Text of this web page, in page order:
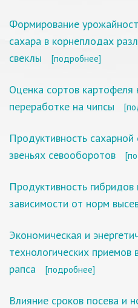
Формирование
сахара в корнеплодах
свеклы
[подробнее]
Оценка сортов картофеля
переработке на чипсы
Продуктивность
звеньях севооборотов
Продуктивность
зависимости от норм
Экономическая и
технологических приемов
рапса
[подробнее]
Влияние сроков посева и